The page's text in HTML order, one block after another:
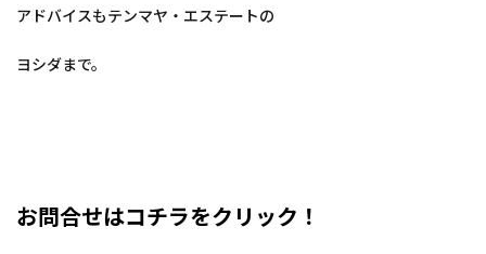
アドバイスもテンマヤ・エステートの
ヨシダまで。
お問合せはコチラをクリック！